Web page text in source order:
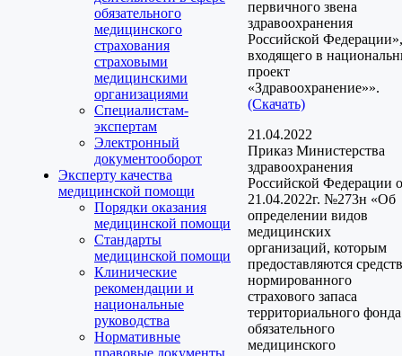
обязательного
медицинского
страхования
страховыми
медицинскими
организациями
Специалистам-
экспертам
Электронный
документооборот
Эксперту качества
медицинской помощи
Порядки оказания
медицинской помощи
Стандарты
медицинской помощи
Клинические
рекомендации и
национальные
руководства
Нормативные
правовые документы,
первичного звена
здравоохранения
Российской Федерации»,
входящего в
проект
«Здравоохранение»».
(Скачать)
21.04.2022
Приказ Министерства
здравоохранения
Российской Федерации
21.04.2022г. №273н «Об
определении видов
медицинских
организаций, которым
предоставляются
нормированного
страхового запаса
территориального фонда
обязательного
медицинского